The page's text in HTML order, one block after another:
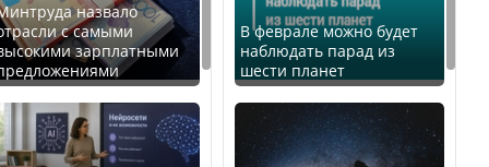
назвало
с самыми
зарплатными
В феврале можно будет
наблюдать парад из
шести планет